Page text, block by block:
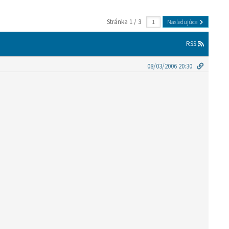
Stránka 1 / 3 Nasledujúca
RSS
08/03/2006 20:30